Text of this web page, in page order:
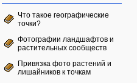
Что такое географические
точки?
Фотографии ландшафтов и
растительных сообществ
Привязка фото растений и
лишайников к точкам